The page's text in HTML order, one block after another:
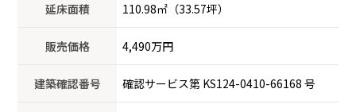
延床面積 110.98㎡（33.57坪）
販売価格 4,490万円
建築確認番号 確認サービス第 KS124-0410-66168 号